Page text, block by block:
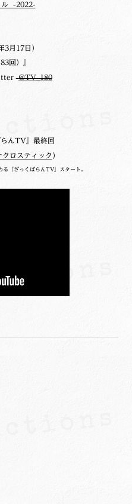
ル -2022-
3月17日）
回）』
@TV_180
んTV』最終回
クロスティック ）
『ざっくばらんTV』スタート。